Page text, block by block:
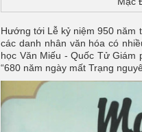
Hướng tới Lễ kỷ niệm 950 năm
các danh nhân văn hóa có
học Văn Miếu - Quốc Tử Giám
“680 năm ngày mất Trạng